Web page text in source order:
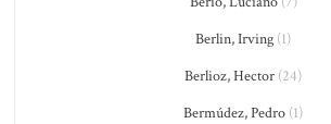
Berlin, Irving (1)
Berlioz, Hector (24)
Bermúdez, Pedro (1)